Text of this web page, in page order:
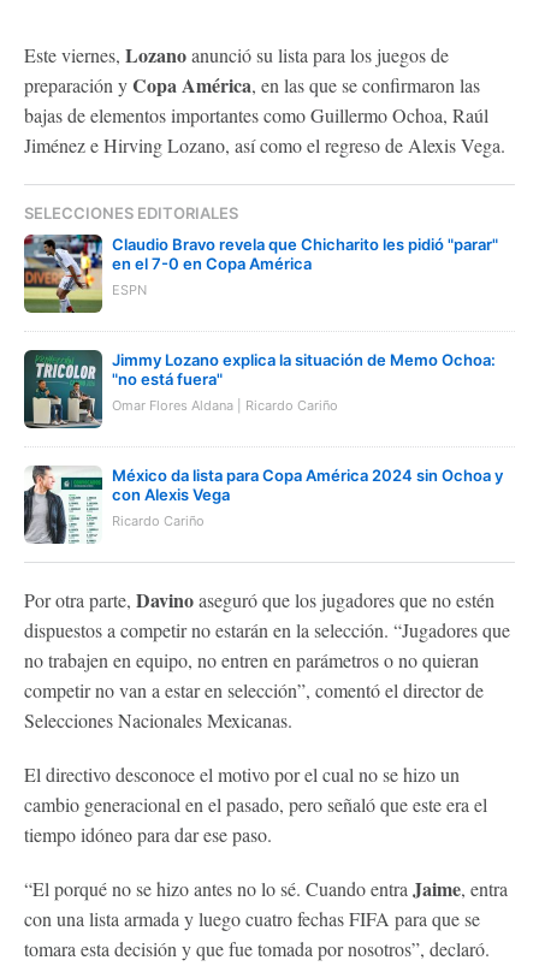
Este viernes, Lozanoanunció su lista para los juegos de
preparación yCopa América, en las que se confirmaron las
bajas de elementos importantes como Guillermo Ochoa, Raúl
Jiménez e Hirving Lozano, así como el regreso de Alexis Vega.
SELECCIONES EDITORIALES
Claudio Bravo revela que Chicharito les pidió "parar"
en el 7-0 en Copa América
ESPN
Jimmy Lozano explica la situación de Memo Ochoa:
"no está fuera"
Omar Flores Aldana | Ricardo Cariño
México da lista para Copa América 2024 sin Ochoa y
con Alexis Vega
Ricardo Cariño
Por otra parte, Davinoaseguró que los jugadores que no estén
dispuestos a competir no estarán en la selección. “Jugadores que
no trabajen en equipo, no entren en parámetros o no quieran
competir no van a estar en selección”, comentó el director de
Selecciones Nacionales Mexicanas.
El directivo desconoce el motivo por el cual no se hizo un
cambio generacional en el pasado, pero señaló que este era el
tiempo idóneo para dar ese paso.
“El porqué no se hizo antes no lo sé. Cuando entra Jaime, entra
con una lista armada y luego cuatro fechas FIFA para que se
tomara esta decisión y que fue tomada por nosotros”, declaró.